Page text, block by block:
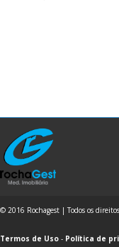
© 2016 Rochagest | Todos os
Termos de Uso - Política de